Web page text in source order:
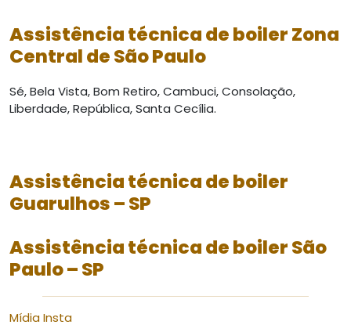
Assistência técnica de boiler Zona
Central de São Paulo
Sé, Bela Vista, Bom Retiro, Cambuci, Consolação,
Liberdade, República, Santa Cecília.
Assistência técnica de boiler
Guarulhos – SP
Assistência técnica de boiler São
Paulo – SP
Mídia Insta